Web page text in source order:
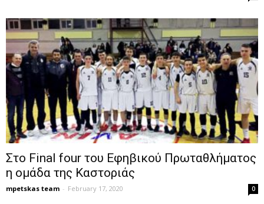
Στο Final four του Εφηβικού Πρωταθλήματος
η ομάδα της Καστοριάς
mpetskas team - February 17, 2020 0